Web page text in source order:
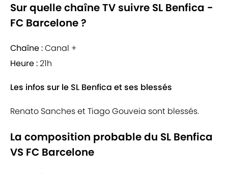
Sur quelle chaîne TV suivre SL Benfica -
FC Barcelone ?
Chaîne :Canal +
Heure :21h
Les infos sur le SL Benfica et ses blessés
Renato Sanches et Tiago Gouveia sont blessés.
La composition probable du SL Benfica
VS FC Barcelone